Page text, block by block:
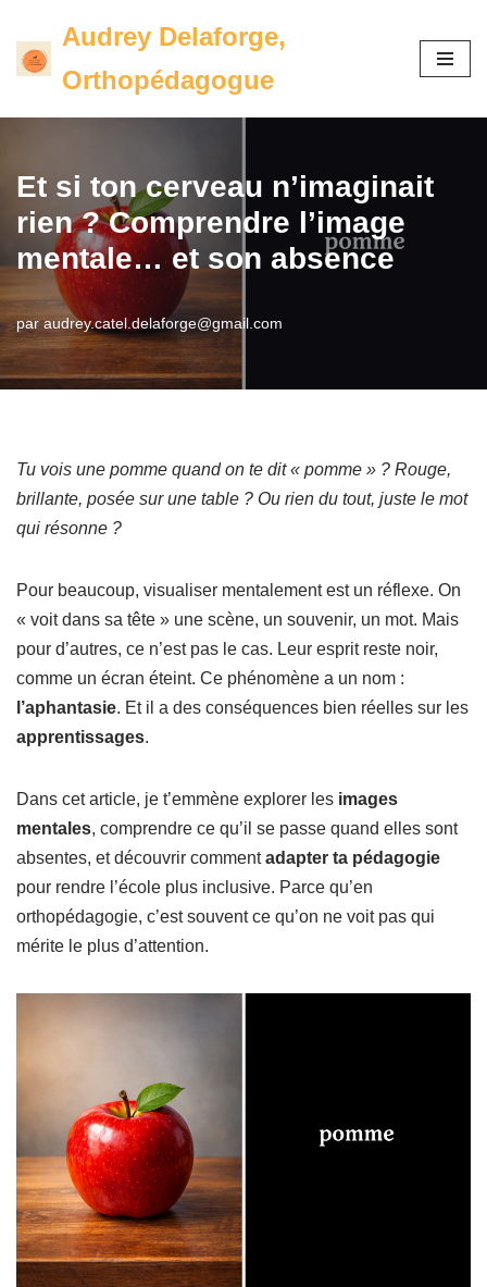
Aller
contenu
Audrey Delaforge,
Orthopédagogue
Et si ton cerveau n’imaginait
rien ? Comprendre l’image
mentale… et son absence
paraudrey.catel.delaforge@gmail.com
Tu vois une pomme quand on te dit « pomme » ? Rouge,
brillante, posée sur une table ? Ou rien du tout, juste le mot
qui résonne ?
Pour beaucoup, visualiser mentalement est un réflexe. On
« voit dans sa tête » une scène, un souvenir, un mot. Mais
pour d’autres, ce n’est pas le cas. Leur esprit reste noir,
comme un écran éteint. Ce phénomène a un nom :
l’aphantasie. Et il a des conséquences bien réelles sur les
apprentissages.
Dans cet article, je t’emmène explorer les images
mentales, comprendre ce qu’il se passe quand elles sont
absentes, et découvrir commentadapter ta pédagogie
pour rendre l’école plus inclusive. Parce qu’en
orthopédagogie, c’est souvent ce qu’on ne voit pas qui
mérite le plus d’attention.